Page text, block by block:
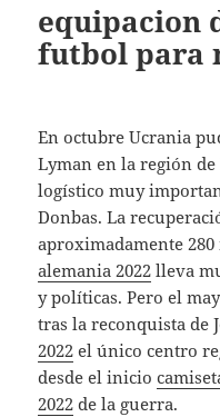
equipacion
futbol para
En octubre Ucrania
Lyman en la región
logístico muy
Donbas. La
aproximadamente
alemania 2022 lleva
y políticas. Pero el
tras la reconquista de
2022 el único centro
desde el inicio
2022 de la guerra.